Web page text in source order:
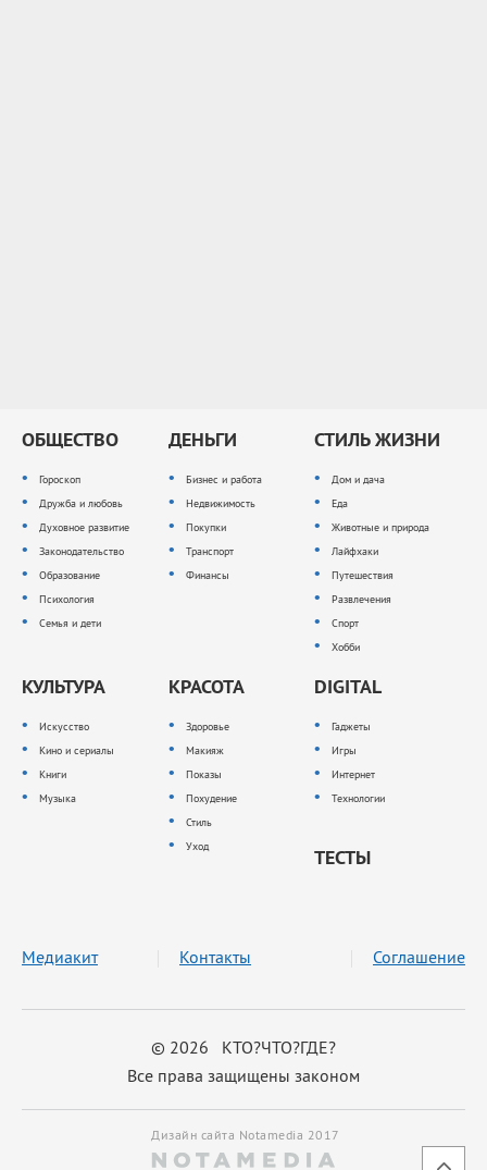
ОБЩЕСТВО
Гороскоп
Дружба и любовь
Духовное развитие
Законодательство
Образование
Психология
Семья и дети
ДЕНЬГИ
Бизнес и работа
Недвижимость
Покупки
Транспорт
Финансы
СТИЛЬ ЖИЗНИ
Дом и дача
Еда
Животные и природа
Лайфхаки
Путешествия
Развлечения
Спорт
Хобби
КУЛЬТУРА
Искусство
Кино и сериалы
Книги
Музыка
КРАСОТА
Здоровье
Макияж
Показы
Похудение
Стиль
Уход
DIGITAL
Гаджеты
Игры
Интернет
Технологии
ТЕСТЫ
© 2026 КТО?ЧТО?ГДЕ?
Все права защищены законом
Медиакит Контакты Соглашение
Дизайн сайта Notamedia 2017